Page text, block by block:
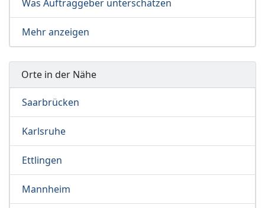
Was Auftraggeber unterschätzen
Mehr anzeigen
Orte in der Nähe
Saarbrücken
Karlsruhe
Ettlingen
Mannheim